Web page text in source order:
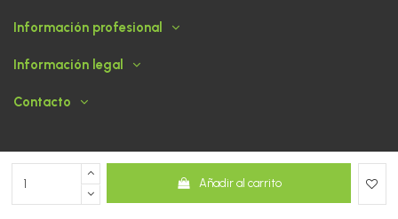
Añadir al carrito
Información profesional
Información legal
Contacto
© 2026 ABASOGAN - Tienda desarrollada por